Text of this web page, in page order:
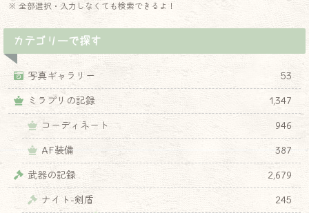
※ 全部選択・入力しなくても検索できるよ！
カテゴリーで探す
写真ギャラリー
53
ミラプリの記録
1,347
コーディネート
946
AF装備
387
武器の記録
2,679
ナイト-剣盾
245